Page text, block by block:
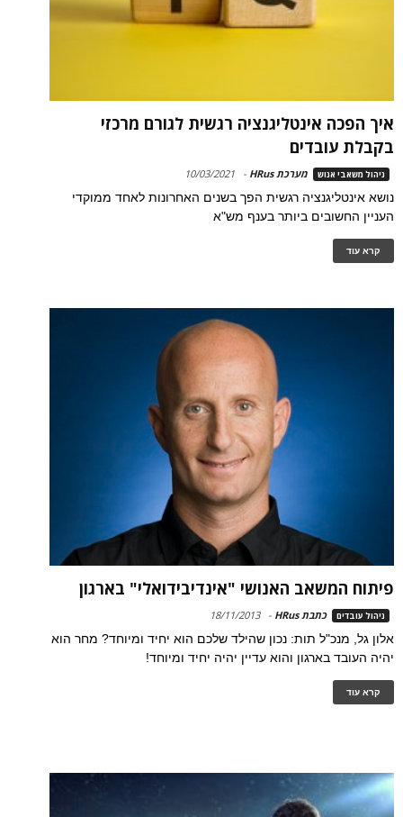
איך הפכה אינטליגנציה רגשית לגורם מרכזי
בקבלת עובדים
ניהול משאבי אנוש מערכת HRus -
10/03/2021
נושא אינטליגנציה רגשית הפך בשנים האחרונות לאחד ממוקדי
העניין החשובים ביותר בענף מש"א
קרא עוד
פיתוח המשאב האנושי "אינדיבידואלי" בארגון
ניהול עובדים כתבת HRus -
18/11/2013
אלון גל, מנכ"ל תות: נכון שהילד שלכם הוא יחיד ומיוחד? מחר הוא
יהיה העובד בארגון והוא עדיין יהיה יחיד ומיוחד!
קרא עוד